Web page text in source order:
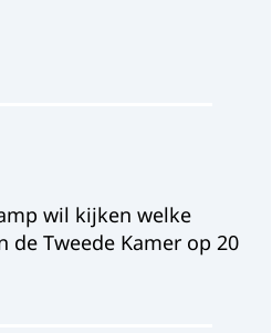
wil kijken welke
Tweede Kamer op 20